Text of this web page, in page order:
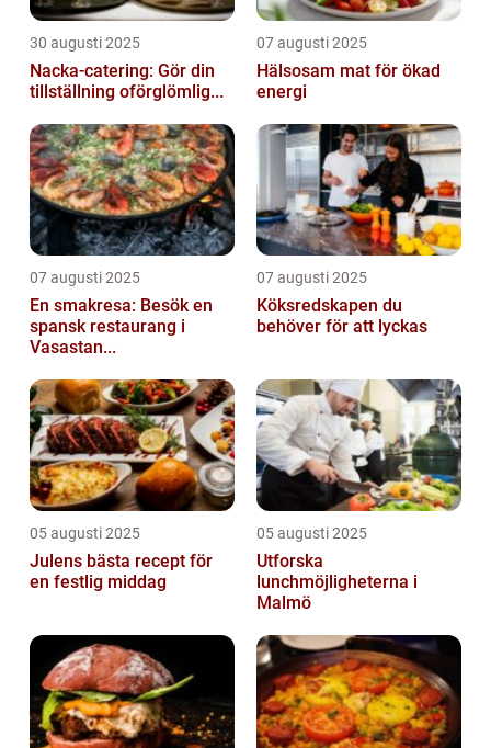
30 augusti 2025
Nacka-catering: Gör din
tillställning oförglömlig...
07 augusti 2025
Hälsosam mat för ökad
energi
07 augusti 2025
En smakresa: Besök en
spansk restaurang i
Vasastan...
07 augusti 2025
Köksredskapen du
behöver för att lyckas
05 augusti 2025
Julens bästa recept för
en festlig middag
05 augusti 2025
Utforska
lunchmöjligheterna i
Malmö